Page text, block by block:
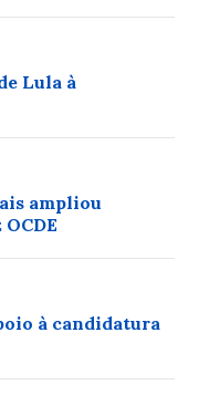
Lula à
ampliou
à candidatura